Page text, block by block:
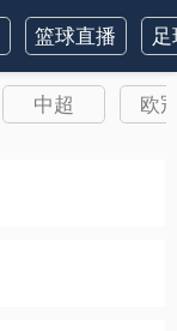
篮球直播
中超 欧